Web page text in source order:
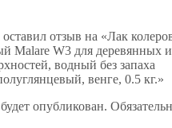
отзыв на «Лак
Malare W3 для деревянных и
водный без запаха
венге, 0.5 кг.»
опубликован.